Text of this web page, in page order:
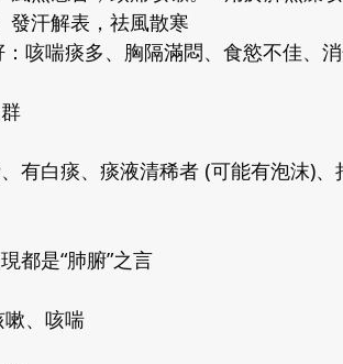
發汗解表，祛風散寒
咳喘痰多、胸隔滿悶、食慾不佳、
有白痰、痰液清稀者 (可能有泡沫)
都是“肺腑”之言
、咳喘